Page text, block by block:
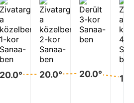
20.0° 20.0° 20.0°